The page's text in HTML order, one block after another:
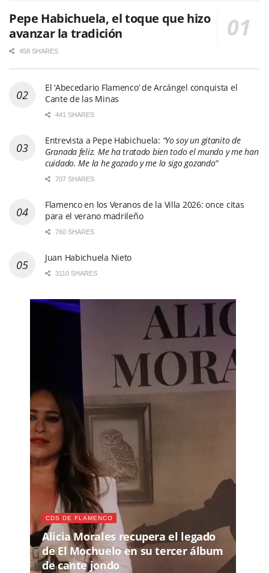
Pepe Habichuela, el toque que hizo
avanzar la tradición
458 SHARES
El ‘Abecedario Flamenco’ de Arcángel conquista el
Cante de las Minas
441 SHARES
Entrevista a Pepe Habichuela: “Yo soy un gitanito de
Granada feliz. Me ha tratado bien todo el mundo y me han
cuidado. Me la he gozado y me la sigo gozando”
707 SHARES
Flamenco en los Veranos de la Villa 2026: once citas
para el verano madrileño
760 SHARES
Juan Habichuela Nieto
3110 SHARES
CDS DE FLAMENCO
Alicia Morales recupera el legado
de El Mochuelo en su tercer álbum
de cante jondo